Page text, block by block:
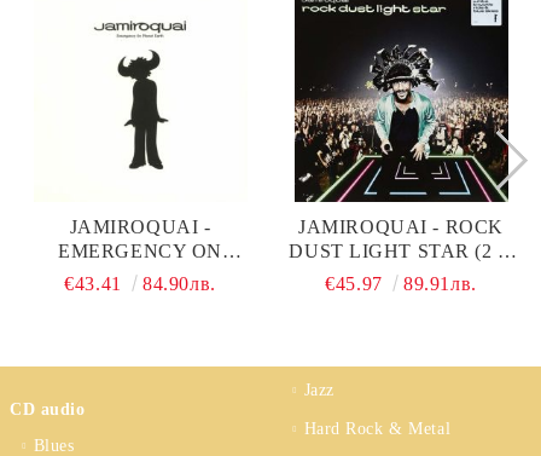
JAMIROQUAI -
EMERGENCY ON
PLANET EARTH (2 X
€43.41 84.90лв.
JAMIROQUAI - ROCK
DUST LIGHT STAR (2 X
VINYL)
€45.97 89.91лв.
CD audio
Blues
Jazz
Hard Rock & Metal